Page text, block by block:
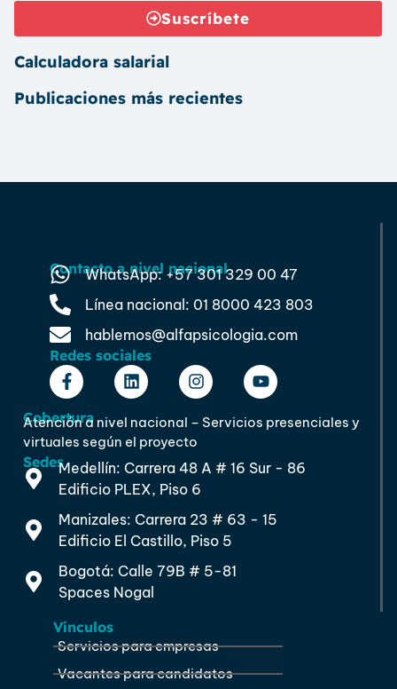
Suscríbete
Calculadora salarial
Publicaciones más recientes
Contacto a nivel nacional
WhatsApp: +57 301 329 00 47
Línea nacional: 01 8000 423 803
hablemos@alfapsicologia.com
Redes sociales
Cobertura
Atención a nivel nacional – Servicios presenciales y
virtuales según el proyecto
SedesMedellín: Carrera 48 A # 16 Sur - 86
Edificio PLEX, Piso 6
Manizales: Carrera 23 # 63 - 15
Edificio El Castillo, Piso 5
Bogotá: Calle 79B # 5-81
Spaces Nogal
Vínculos
Servicios para empresas
Vacantes para candidatos